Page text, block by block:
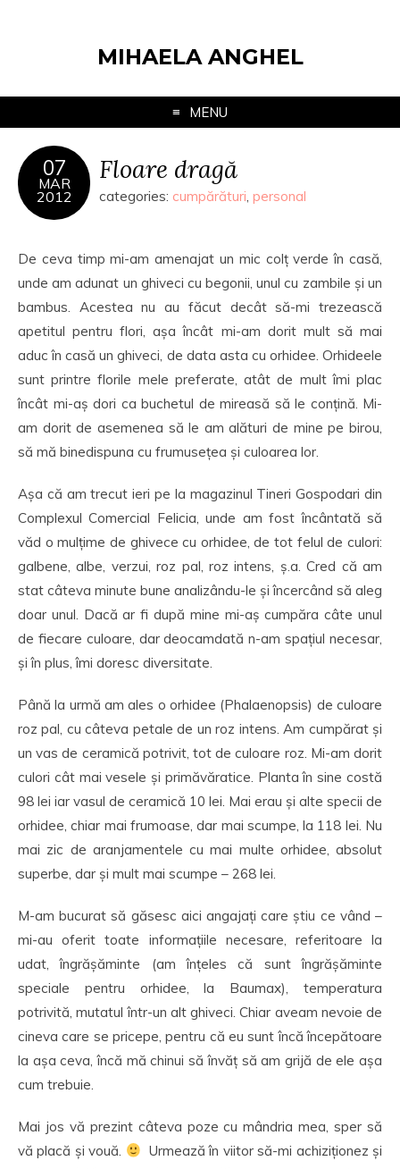
MIHAELA ANGHEL
MENU
07
MAR
2012
Floare dragă
categories: cumpărături, personal
De ceva timp mi-am amenajat un mic colț verde în casă,
unde am adunat un ghiveci cu begonii, unul cu zambile și un
bambus. Acestea nu au făcut decât să-mi trezească
apetitul pentru flori, așa încât mi-am dorit mult să mai
aduc în casă un ghiveci, de data asta cu orhidee. Orhideele
sunt printre florile mele preferate, atât de mult îmi plac
încât mi-aș dori ca buchetul de mireasă să le conțină. Mi-
am dorit de asemenea să le am alături de mine pe birou,
să mă binedispuna cu frumusețea și culoarea lor.
Așa că am trecut ieri pe la magazinul Tineri Gospodari din
Complexul Comercial Felicia, unde am fost încântată să
văd o mulțime de ghivece cu orhidee, de tot felul de culori:
galbene, albe, verzui, roz pal, roz intens, ș.a. Cred că am
stat câteva minute bune analizându-le și încercând să aleg
doar unul. Dacă ar fi după mine mi-aș cumpăra câte unul
de fiecare culoare, dar deocamdată n-am spațiul necesar,
și în plus, îmi doresc diversitate.
Până la urmă am ales o orhidee (Phalaenopsis) de culoare
roz pal, cu câteva petale de un roz intens. Am cumpărat și
un vas de ceramică potrivit, tot de culoare roz. Mi-am dorit
culori cât mai vesele și primăvăratice. Planta în sine costă
98 lei iar vasul de ceramică 10 lei. Mai erau și alte specii de
orhidee, chiar mai frumoase, dar mai scumpe, la 118 lei. Nu
mai zic de aranjamentele cu mai multe orhidee, absolut
superbe, dar și mult mai scumpe – 268 lei.
M-am bucurat să găsesc aici angajați care știu ce vând –
mi-au oferit toate informațiile necesare, referitoare la
udat, îngrășăminte (am înțeles că sunt îngrășăminte
speciale pentru orhidee, la Baumax), temperatura
potrivită, mutatul într-un alt ghiveci. Chiar aveam nevoie de
cineva care se pricepe, pentru că eu sunt încă începătoare
la așa ceva, încă mă chinui să învăț să am grijă de ele așa
cum trebuie.
Mai jos vă prezint câteva poze cu mândria mea, sper să
vă placă și vouă.
Urmează în viitor să-mi achiziționez și